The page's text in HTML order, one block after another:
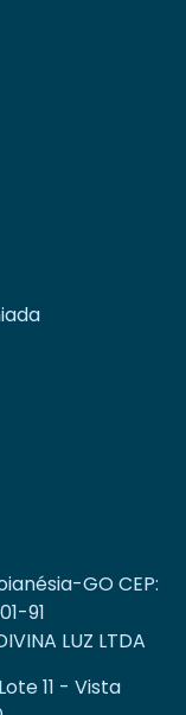
GO CEP:
91
LUZ LTDA
11 - Vista